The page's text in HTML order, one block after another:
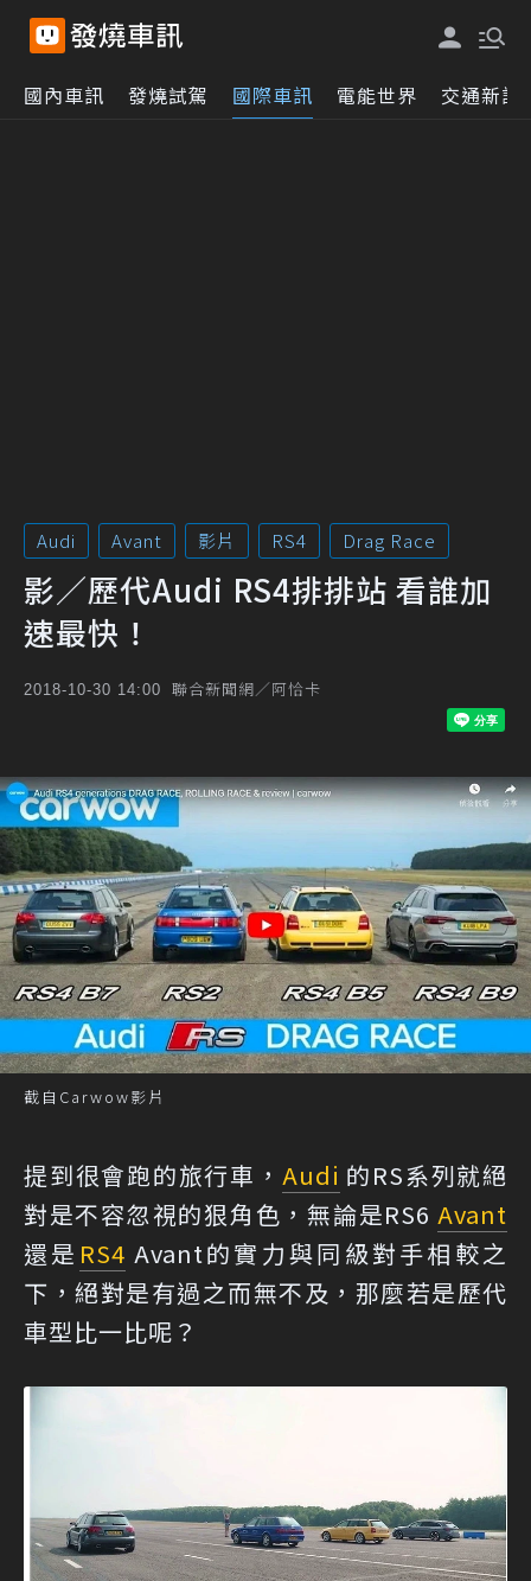
國內車訊 發燒試駕 國際車訊 電能世界 交通新訊
Audi Avant 影片 RS4 Drag Race
影／歷代Audi RS4排排站 看誰加
速最快！
2018-10-30 14:00 聯合新聞網／阿恰卡
截自Carwow影片
提到很會跑的旅行車， Audi 的RS系列就絕
對是不容忽視的狠角色，無論是RS6 Avant
還是 RS4 Avant的實力與同級對手相較之
下，絕對是有過之而無不及，那麼若是歷代
車型比一比呢？